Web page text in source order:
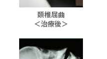
頚椎屈曲
＜治療後＞